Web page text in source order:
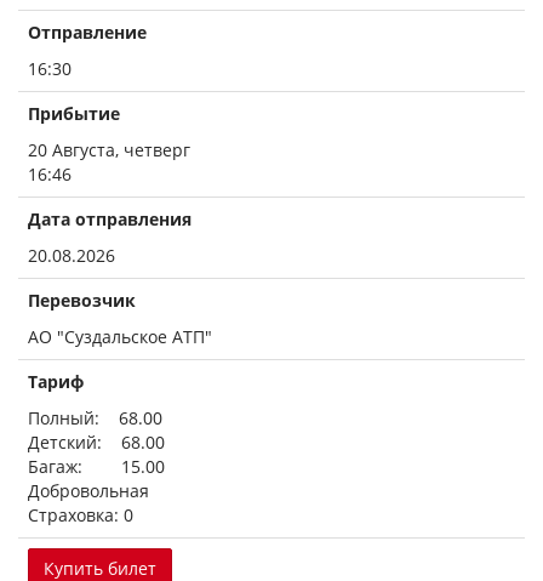
Отправление
16:30
Прибытие
20 Августа, четверг
16:46
Дата отправления
20.08.2026
Перевозчик
АО "Суздальское АТП"
Тариф
Полный: 68.00
Детский: 68.00
Багаж: 15.00
Добровольная
Страховка: 0
Купить билет